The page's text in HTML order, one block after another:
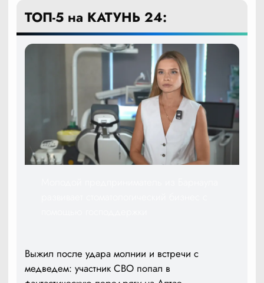
ТОП-5 на КАТУНЬ 24:
Выжил после удара молнии и встречи с
медведем: участник СВО попал в